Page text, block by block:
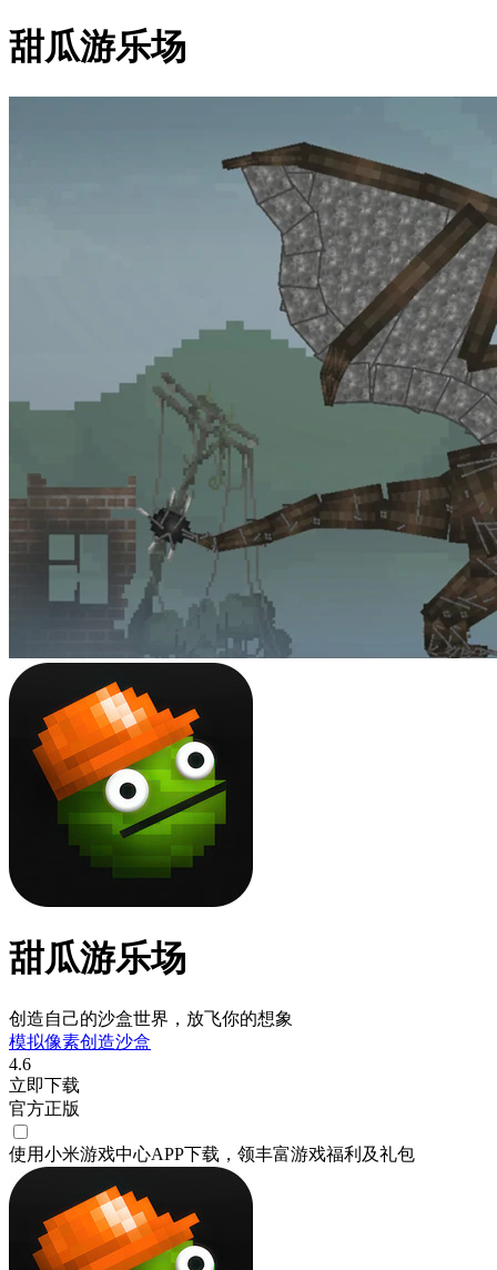
甜瓜游乐场
甜瓜游乐场
创造自己的沙盒世界，放飞你的想象
模拟像素创造沙盒
4.6
立即下载
官方正版
使用小米游戏中心APP下载 ，领丰富游戏福利 及礼包